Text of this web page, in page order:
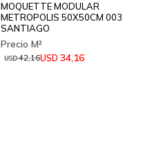
MOQUETTE MODULAR
METROPOLIS 50X50CM 003
SANTIAGO
USD 34,16
USD42,16